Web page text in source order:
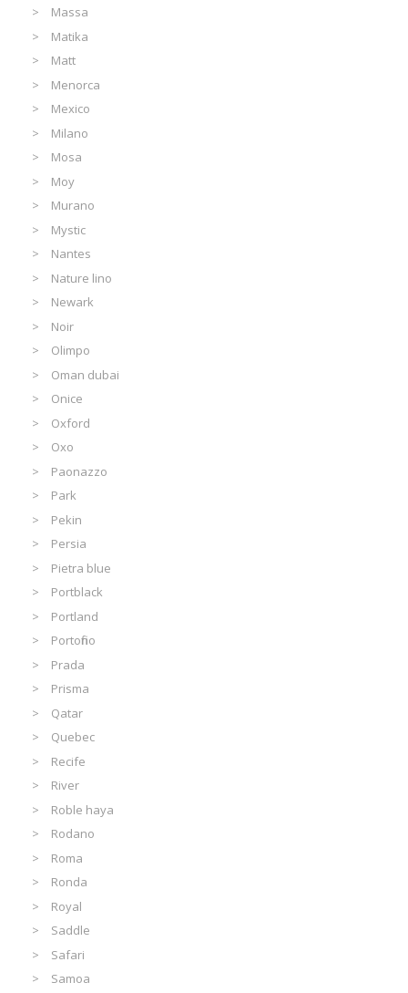
Massa
Matika
Matt
Menorca
Mexico
Milano
Mosa
Moy
Murano
Mystic
Nantes
Nature lino
Newark
Noir
Olimpo
Oman dubai
Onice
Oxford
Oxo
Paonazzo
Park
Pekin
Persia
Pietra blue
Portblack
Portland
Portofino
Prada
Prisma
Qatar
Quebec
Recife
River
Roble haya
Rodano
Roma
Ronda
Royal
Saddle
Safari
Samoa